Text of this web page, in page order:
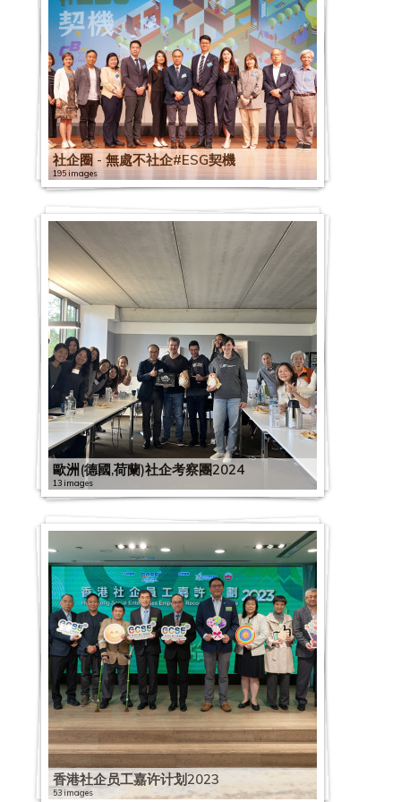
社企圈 - 無處不社企#ESG契機
195 images
歐洲(德國,荷蘭)社企考察團2024
13 images
香港社企员工嘉许计划2023
53 images
2
2
3
0
8
2
4
社
企
與
特
首
政
策
組
交
流
2
i
m
政
策
、
撐
社
企
、
搶
商
機
社
企
政
策
座
談
會
1
2
i
首
爾
社
企
考
察
團
2
0
2
3
9
i
m
聪
鸣
茶
座
社
企
探
访
4
i
m
社
圈
社
企
一
帶
三
路
：
創
新
、
創
科
、
創
投
1
5
m
0
3
3
香
港
社
會
企
業
總
會
第
1
3
屆
會
員
大
社
總
會
x
星
展
銀
行
香
港
社
企
員
工
嘉
許
計
劃
2
0
2
2
社
企
圈
－
香
港
社
企
秋
季
交
易
會
2
0
2
2
0
3
2
4
五
新
冠
疫
情
下
社
企
業
界
營
運
狀
況
調
查
新
聞
發
佈
2
0
2
0
0
2
5
同
行
抗
疫
：
物
资
派
发
】
星
展
企
业
及
机
构
银
行
口
罩
2
2
2
2
0
2
1
2
2
8
滚
动
的
书
社
企
探
2
0
2
1
1
1
2
6
睿
程
社
企
探
2
0
2
0
4
0
4
民
建
联
疫
下
送
暖
:
为
社
企
送
上
抗
疫
物
2
0
2
2
5
1
C
B
3
6
0
:
善
用
资
讯
科
技
及
线
上
资
源
营
2
1
9
0
4
1
6
社
企
星
期
二
:
《
社
企
是
门
好
生
意
？ a
2
0
2
0
0
3
0
「
同
行
抗
疫
」
社
企
业
2
0
2
0
0
1
2
2
2
0
2
0
0
1
1
0
香
港
电
视
2
0
2
0
0
1
0
9
亚
洲
公
2
0
1
9
1
2
0
:
2
0
2
0
1
9
0
7
2
0
2
0
2
0
1
0
7
1
7
社
营
运
2
0
1
9
0
7
1
6
社
企
星
2
0
1
9
0
2
1
2
0
1
9
6
1
0
9
2
0
1
9
2
0
1
9
2
0
1
0
2
0